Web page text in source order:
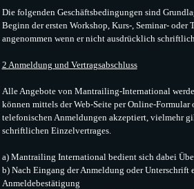
▼
▼
Die folgenden Geschäftsbedingungen sind
Beginn der ersten Workshop, Kurs-, Seminar-
angenommen wenn er nicht ausdrücklich
2 Anmeldung und Vertragsabschluss
Alle Angebote von Mantrailing-International
können mittels der Web-Seite per Online-
telefonischen Anmeldungen akzeptiert, vielmehr
schriftlichen Einzelvertrages.
a) Mantrailing International bedient sich dabei
b) Nach Eingang der Anmeldung oder
Anmeldebestätigung